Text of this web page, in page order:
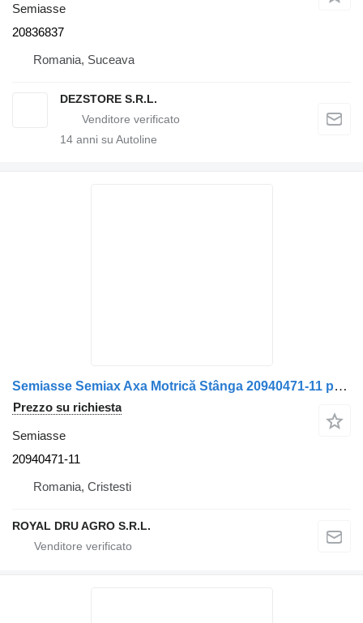
Semiasse
20836837
Romania, Suceava
DEZSTORE S.R.L.
14 anni su Autoline
Semiasse Semiax Axa Motrică Stânga 20940471-11 per camion Volvo 20940471
Prezzo su richiesta
Semiasse
20940471-11
Romania, Cristesti
ROYAL DRU AGRO S.R.L.